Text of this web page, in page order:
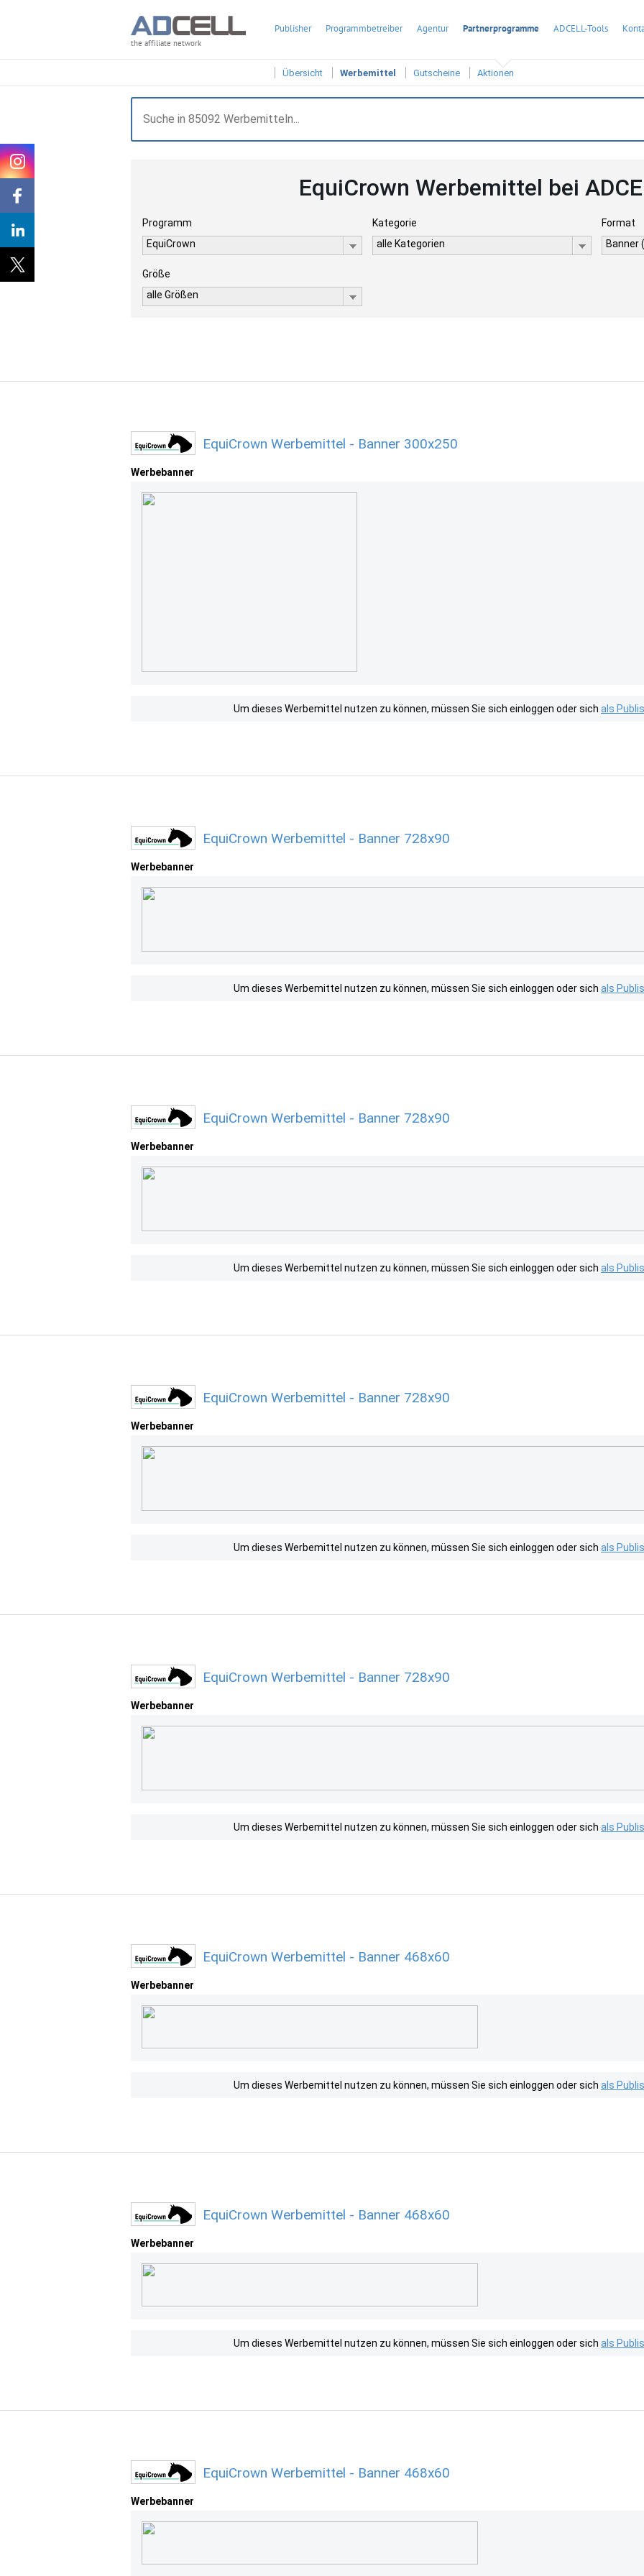
the affiliate network
Publisher Programmbetreiber Agentur Partnerprogramme ADCELL-Tools
Übersicht Werbemittel Gutscheine Aktionen
EquiCrown Werbemittel bei
Programm
EquiCrown
Kategorie
alle Kategorien
Format
Banner
Größe
alle Größen
EquiCrown Werbemittel - Banner 300x250
Werbebanner
Um dieses Werbemittel nutzen zu können, müssen Sie sich einloggen oder sich als
EquiCrown Werbemittel - Banner 728x90
Werbebanner
Um dieses Werbemittel nutzen zu können, müssen Sie sich einloggen oder sich als
EquiCrown Werbemittel - Banner 728x90
Werbebanner
Um dieses Werbemittel nutzen zu können, müssen Sie sich einloggen oder sich als
EquiCrown Werbemittel - Banner 728x90
Werbebanner
Um dieses Werbemittel nutzen zu können, müssen Sie sich einloggen oder sich als
EquiCrown Werbemittel - Banner 728x90
Werbebanner
Um dieses Werbemittel nutzen zu können, müssen Sie sich einloggen oder sich als
EquiCrown Werbemittel - Banner 468x60
Werbebanner
Um dieses Werbemittel nutzen zu können, müssen Sie sich einloggen oder sich als
EquiCrown Werbemittel - Banner 468x60
Werbebanner
Um dieses Werbemittel nutzen zu können, müssen Sie sich einloggen oder sich als
EquiCrown Werbemittel - Banner 468x60
Werbebanner